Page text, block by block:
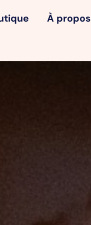
À propos